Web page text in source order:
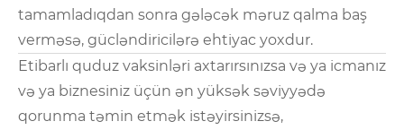
tamamladıqdan sonra gələcək məruz qalma baş
verməsə, gücləndiricilərə ehtiyac yoxdur.
Etibarlı quduz vaksinləri axtarırsınızsa və ya icmanız
və ya biznesiniz üçün ən yüksək səviyyədə
qorunma təmin etmək istəyirsinizsə,